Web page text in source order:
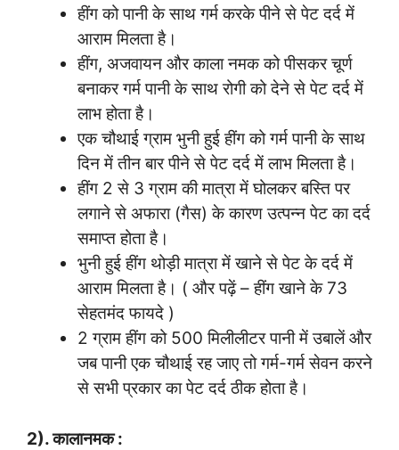
हींग को पानी के साथ गर्म करके पीने से पेट दर्द में
आराम मिलता है।
हींग, अजवायन और काला नमक को पीसकर चूर्ण
बनाकर गर्म पानी के साथ रोगी को देने से पेट दर्द में
लाभ होता है।
एक चौथाई ग्राम भुनी हुई हींग को गर्म पानी के साथ
दिन में तीन बार पीने से पेट दर्द में लाभ मिलता है।
हींग 2 से 3 ग्राम की मात्रा में घोलकर बस्ति पर
लगाने से अफारा (गैस) के कारण उत्पन्न पेट का दर्द
समाप्त होता है।
भुनी हुई हींग थोड़ी मात्रा में खाने से पेट के दर्द में
आराम मिलता है। ( और पढ़ें – हींग खाने के 73
सेहतमंद फायदे )
2 ग्राम हींग को 500 मिलीलीटर पानी में उबालें और
जब पानी एक चौथाई रह जाए तो गर्म-गर्म सेवन करने
से सभी प्रकार का पेट दर्द ठीक होता है।
2). कालानमक :